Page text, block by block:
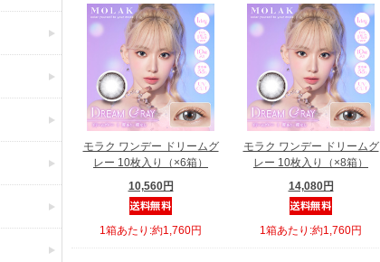
モラク ワンデー ドリームグ
レー 10枚入り（×6箱）
10,560円
1箱あたり:約1,760円
モラク ワンデー ドリームグ
レー 10枚入り（×8箱）
14,080円
1箱あたり:約1,760円